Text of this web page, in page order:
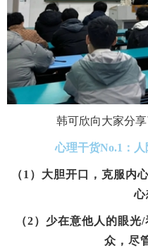
韩可欣向大家分
心理干货No.1：
（1）大胆开口，克服内
心
（2）少在意他人的眼
众，尽